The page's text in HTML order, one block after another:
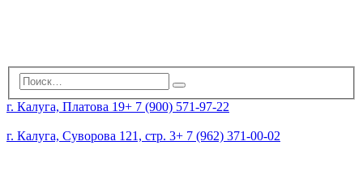
г. Калуга, Платова 19+ 7 (900) 571-97-22
г. Калуга, Суворова 121, стр. 3+ 7 (962) 371-00-02